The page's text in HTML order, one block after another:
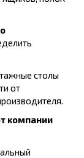
столы
от
компании